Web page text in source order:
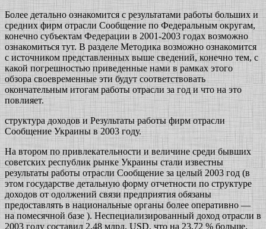
Более детально ознакомится с результатами работы больших и
средних фирм отрасли Сообщение по Федеральным округам,
конечно субъектам Федерации в 2001-2003 годах возможно
ознакомиться тут. В разделе Методика возможно ознакомится
с источником представленных выше сведений, конечно тем, с
какой погрешностью приведенные нами в рамках этого
обзора своевременные эти будут соответствовать
окончательным итогам работы отрасли за год и что на это
повлияет.
структура доходов и Результаты работы фирм отрасли
Сообщение Украины в 2003 году.
На втором по привлекательности и величине среди бывших
советских республик рынке Украины стали известны
результаты работы отрасли Сообщение за целый 2003 год (в
этом государстве детальную форму отчетности по структуре
доходов от одолжений связи предприятия обязаны
предоставлять в национальные органы более оперативно —
на помесячной базе ). Неспециализированный доход отрасли в
2003 году составил 2,48 млрд. USD, что на 23,72 % больше,